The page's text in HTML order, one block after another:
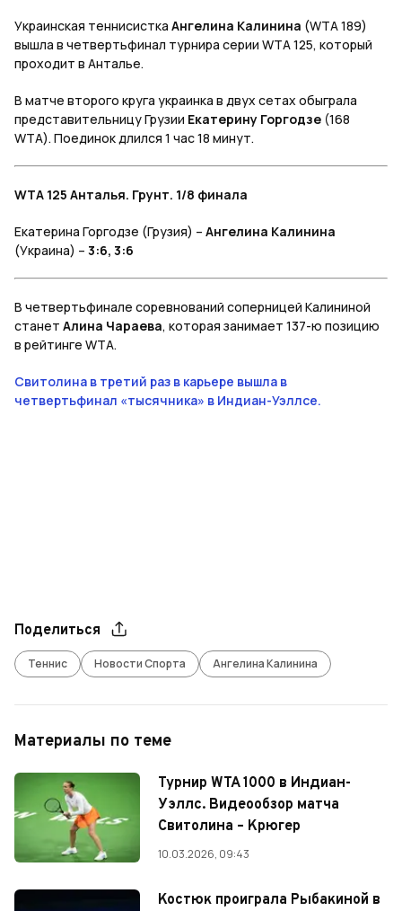
Украинская теннисистка Ангелина Калинина (WTA 189)
вышла в четвертьфинал турнира серии WTA 125, который
проходит в Анталье.
В матче второго круга украинка в двух сетах обыграла
представительницу Грузии Екатерину Горгодзе (168
WTA). Поединок длился 1 час 18 минут.
WTA 125 Анталья. Грунт. 1/8 финала
Екатерина Горгодзе (Грузия) – Ангелина Калинина
(Украина) – 3:6, 3:6
В четвертьфинале соревнований соперницей Калининой
станет Алина Чараева, которая занимает 137-ю позицию
в рейтинге WTA.
Свитолина в третий раз в карьере вышла в
четвертьфинал «тысячника» в Индиан-Уэллсе.
Поделиться
Теннис Новости Спорта Ангелина Калинина
Материалы по теме
Турнир WTA 1000 в Индиан-
Уэллс. Видеообзор матча
Свитолина – Крюгер
10.03.2026, 09:43
Костюк проиграла Рыбакиной в